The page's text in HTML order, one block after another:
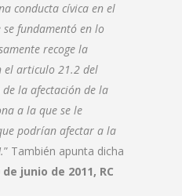
conducta cívica en el
fundamentó en lo
recoge la
el articulo 21.2 del
la afectación de la
a la que se le
podrían afectar a la
” También apunta dicha
de junio de 2011, RC